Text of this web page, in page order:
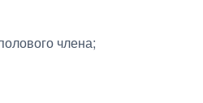
члена;